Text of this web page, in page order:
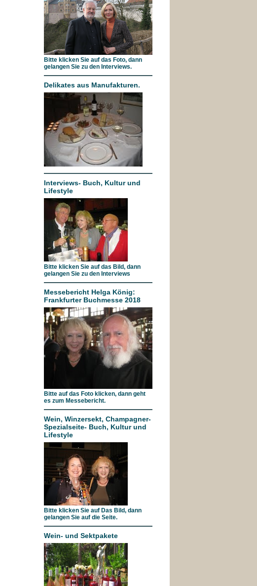
Bitte klicken Sie auf das Foto, dann
gelangen Sie zu den Interviews.
Delikates aus Manufakturen.
Interviews- Buch, Kultur und
Lifestyle
Bitte klicken Sie auf das Bild, dann
gelangen Sie zu den Interviews
Messebericht Helga König:
Frankfurter Buchmesse 2018
Bitte auf das Foto klicken, dann geht
es zum Messebericht.
Wein, Winzersekt, Champagner-
Spezialseite- Buch, Kultur und
Lifestyle
Bitte klicken Sie auf Das Bild, dann
gelangen Sie auf die Seite.
Wein- und Sektpakete